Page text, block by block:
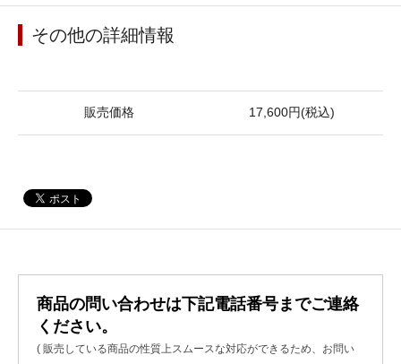
その他の詳細情報
販売価格 17,600円(税込)
商品の問い合わせは下記電話番号までご連絡
ください。
( 販売している商品の性質上スムースな対応ができるため、お問い